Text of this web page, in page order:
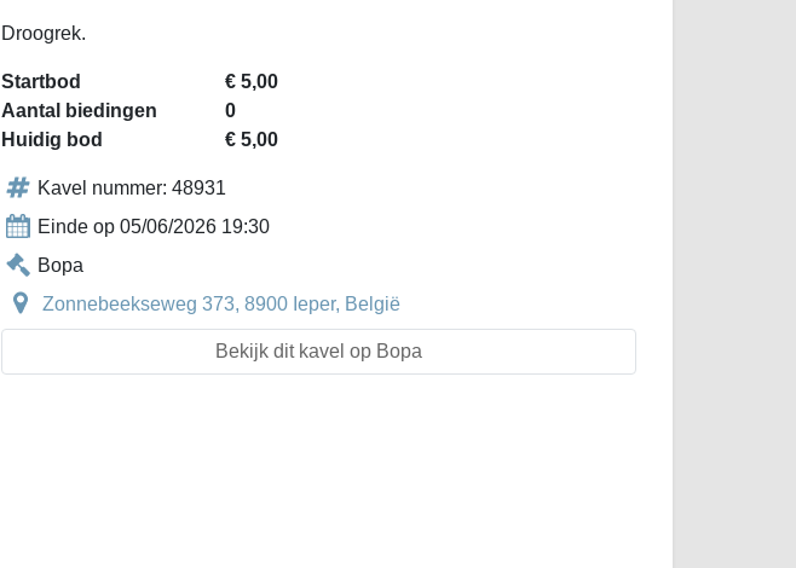
Droogrek.
Startbod
€ 5,00
Aantal biedingen
0
Huidig bod
€ 5,00
Kavel nummer: 48931
Einde op 05/06/2026 19:30
Bopa
Zonnebeekseweg 373, 8900 Ieper, België
Bekijk dit kavel op Bopa